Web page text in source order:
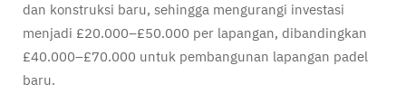
dan konstruksi baru, sehingga mengurangi investasi
menjadi £20.000–£50.000 per lapangan, dibandingkan
£40.000–£70.000 untuk pembangunan lapangan padel
baru.